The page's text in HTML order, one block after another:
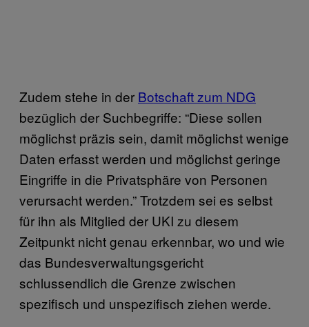
Zudem stehe in der Botschaft zum NDG
bezüglich der Suchbegriffe: “Diese sollen
möglichst präzis sein, damit möglichst wenige
Daten erfasst werden und möglichst geringe
Eingriffe in die Privatsphäre von Personen
verursacht werden.” Trotzdem sei es selbst
für ihn als Mitglied der UKI zu diesem
Zeitpunkt nicht genau erkennbar, wo und wie
das Bundesverwaltungsgericht
schlussendlich die Grenze zwischen
spezifisch und unspezifisch ziehen werde.